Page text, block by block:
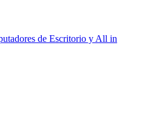
de Escritorio y All in